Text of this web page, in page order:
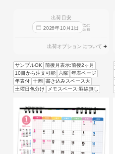
出荷目安
2026年10 月 1 日
迄に
出荷
出荷オプションについて
サンプルOK
前後月表示:前後2ヶ月
10冊から注文可能 六曜 年表ページ
年表付 干潮 書き込みスペース大
土曜日色分け
メモスペース:罫線無し